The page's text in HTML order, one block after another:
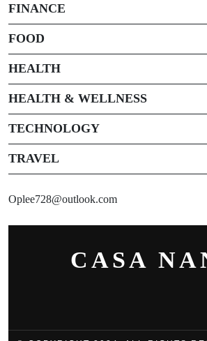
FINANCE
FOOD
HEALTH
HEALTH & WELLNESS
TECHNOLOGY
TRAVEL
Oplee728@outlook.com
CASA